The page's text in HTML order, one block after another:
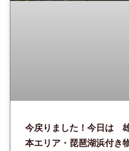
今戻りました！今日は
本エリア・琵琶湖浜付き